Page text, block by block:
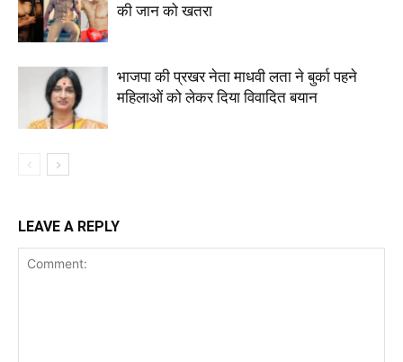
की जान को खतरा
भाजपा की प्रखर नेता माधवी लता ने बुर्का पहने
महिलाओं को लेकर दिया विवादित बयान
LEAVE A REPLY